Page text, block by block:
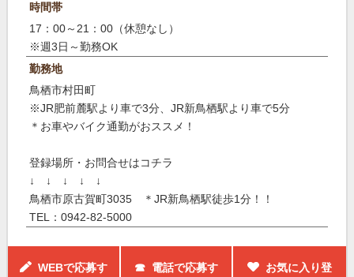
時間帯
17：00～21：00（休憩なし）
※週3日～勤務OK
勤務地
鳥栖市村田町
※JR肥前麓駅より車で3分、JR新鳥栖駅より車で5分
＊お車やバイク通勤がおススメ！
登録場所・お問合せはコチラ
↓ ↓ ↓ ↓ ↓
鳥栖市原古賀町3035 ＊JR新鳥栖駅徒歩1分！！
TEL：0942-82-5000
WEBで応募す
☎ 電話で応募す
お気に入り登